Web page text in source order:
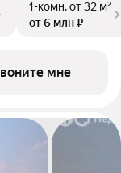
1-комн.от 32 м²
от 6 млн ₽
мне